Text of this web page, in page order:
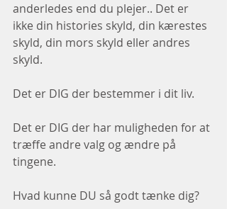
anderledes end du plejer.. Det er
ikke din histories skyld, din kærestes
skyld, din mors skyld eller andres
skyld.
Det er DIG der bestemmer i dit liv.
Det er DIG der har muligheden for at
træffe andre valg og ændre på
tingene.
Hvad kunne DU så godt tænke dig?